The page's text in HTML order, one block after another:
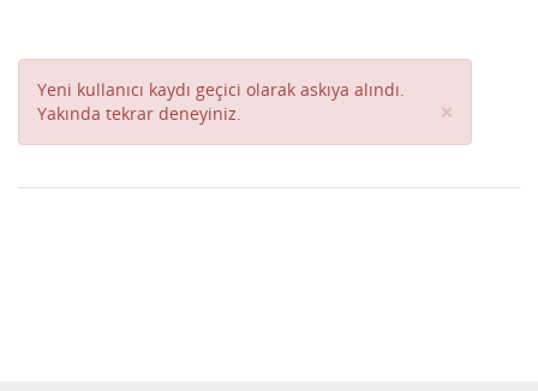
Yeni kullanıcı kaydı geçici olarak askıya alındı.
Yakında tekrar deneyiniz.
×